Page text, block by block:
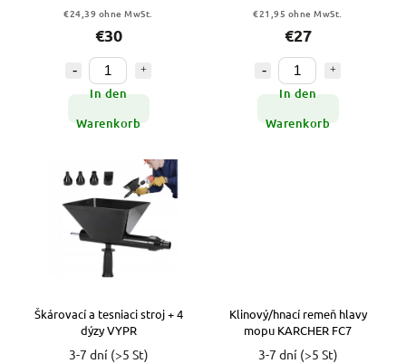
€24,39 ohne MwSt.
€30
In den
Warenkorb
€21,95 ohne MwSt.
€27
In den
Warenkorb
Škárovací a tesniaci stroj + 4
dýzy VYPR
3-7 dní (>5 St)
Klinový/hnací remeň hlavy
mopu KARCHER FC7
3-7 dní (>5 St)